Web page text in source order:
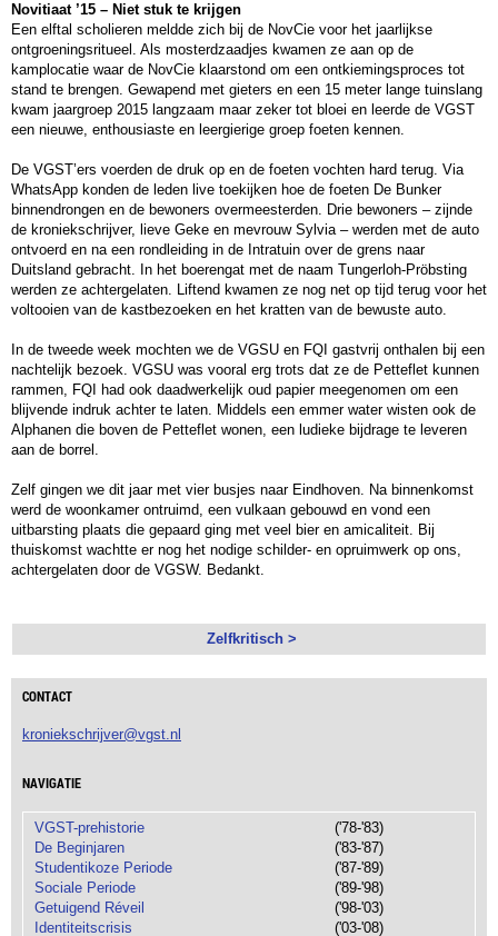
Novitiaat ’15 – Niet stuk te krijgen
Een elftal scholieren meldde zich bij de NovCie voor het jaarlijkse
ontgroeningsritueel. Als mosterdzaadjes kwamen ze aan op de
kamplocatie waar de NovCie klaarstond om een ontkiemingsproces tot
stand te brengen. Gewapend met gieters en een 15 meter lange tuinslang
kwam jaargroep 2015 langzaam maar zeker tot bloei en leerde de VGST
een nieuwe, enthousiaste en leergierige groep foeten kennen.
De VGST’ers voerden de druk op en de foeten vochten hard terug. Via
WhatsApp konden de leden live toekijken hoe de foeten De Bunker
binnendrongen en de bewoners overmeesterden. Drie bewoners – zijnde
de kroniekschrijver, lieve Geke en mevrouw Sylvia – werden met de auto
ontvoerd en na een rondleiding in de Intratuin over de grens naar
Duitsland gebracht. In het boerengat met de naam Tungerloh-Pröbsting
werden ze achtergelaten. Liftend kwamen ze nog net op tijd terug voor het
voltooien van de kastbezoeken en het kratten van de bewuste auto.
In de tweede week mochten we de VGSU en FQI gastvrij onthalen bij een
nachtelijk bezoek. VGSU was vooral erg trots dat ze de Petteflet kunnen
rammen, FQI had ook daadwerkelijk oud papier meegenomen om een
blijvende indruk achter te laten. Middels een emmer water wisten ook de
Alphanen die boven de Petteflet wonen, een ludieke bijdrage te leveren
aan de borrel.
Zelf gingen we dit jaar met vier busjes naar Eindhoven. Na binnenkomst
werd de woonkamer ontruimd, een vulkaan gebouwd en vond een
uitbarsting plaats die gepaard ging met veel bier en amicaliteit. Bij
thuiskomst wachtte er nog het nodige schilder- en opruimwerk op ons,
achtergelaten door de VGSW. Bedankt.
Zelfkritisch >
CONTACT
kroniekschrijver@vgst.nl
NAVIGATIE
VGST-prehistorie
De Beginjaren
Studentikoze Periode
Sociale Periode
Getuigend Réveil
Identiteitscrisis
('78-'83)
('83-'87)
('87-'89)
('89-'98)
('98-'03)
('03-'08)